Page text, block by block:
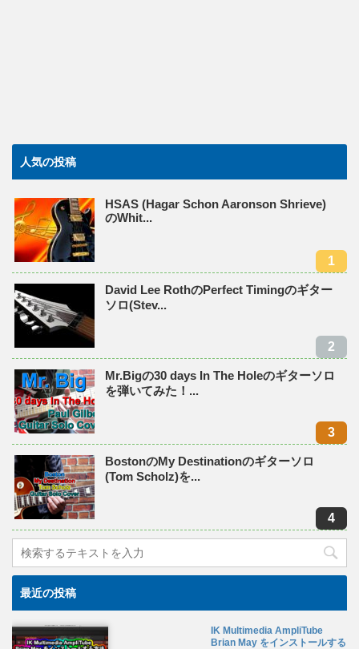
人気の投稿
HSAS (Hagar Schon Aaronson Shrieve)
のWhit...
David Lee RothのPerfect Timingのギター
ソロ(Stev...
Mr.Bigの30 days In The Holeのギターソロ
を弾いてみた！...
BostonのMy Destinationのギターソロ
(Tom Scholz)を...
最近の投稿
IK Multimedia AmpliTube
Brian May をインストールする